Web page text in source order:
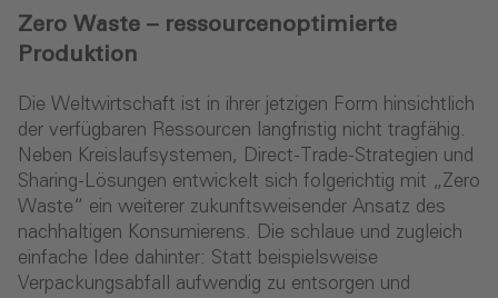
Zero Waste – ressourcenoptimierte
Produktion
Die Weltwirtschaft ist in ihrer jetzigen Form hinsichtlich
der verfügbaren Ressourcen langfristig nicht tragfähig.
Neben Kreislaufsystemen, Direct-Trade-Strategien und
Sharing-Lösungen entwickelt sich folgerichtig mit „Zero
Waste“ ein weiterer zukunftsweisender Ansatz des
nachhaltigen Konsumierens. Die schlaue und zugleich
einfache Idee dahinter: Statt beispielsweise
Verpackungsabfall aufwendig zu entsorgen und